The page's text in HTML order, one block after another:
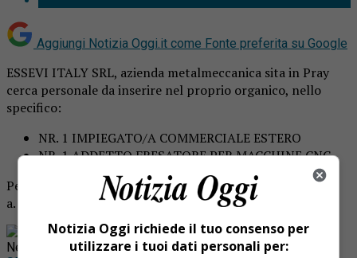
Aggiungi Notizia Oggi.it come Fonte preferita su Google
ESSEVI ITALY SRL, azienda metalmeccanica sita in Pray
cerca personale da inserire nel proprio organico, nello
specifico:
NR. 1 IMPIEGATO/A COMMERCIALE ESTERO
NR. 1 ADDETTO FRESATORE PER MACCHINE CNC
Per candidarsi inviare curriculum
a.
amministrazione@essevi-italy.it
Rimani aggiornato seguendoci su Google
News!
Notizia Oggi richiede il tuo consenso per
utilizzare i tuoi dati personali per: